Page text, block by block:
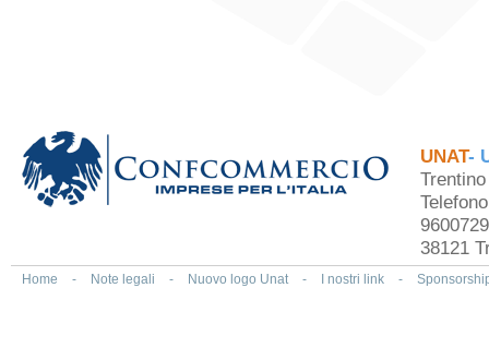
UNAT-
38121
Home - Note legali - Nuovo logo Unat - I nostri link -